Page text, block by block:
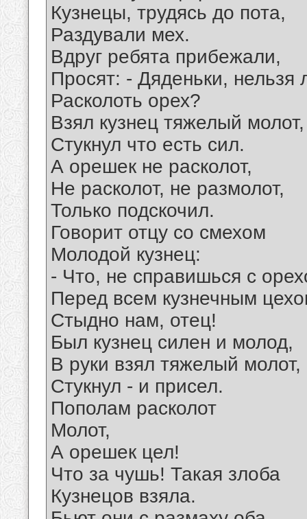
Кузнецы, трудясь до пота,
Раздували мех.
Вдруг ребята прибежали,
Просят: - Дяденьки, нельзя
Расколоть орех?
Взял кузнец тяжелый молот,
Стукнул что есть сил.
А орешек не расколот,
Не расколот, не размолот,
Только подскочил.
Говорит отцу со смехом
Молодой кузнец:
- Что, не справишься с
Перед всем кузнечным
Стыдно нам, отец!
Был кузнец силен и молод,
В руки взял тяжелый молот,
Стукнул - и присел.
Пополам расколот
Молот,
А орешек цел!
Что за чушь! Такая злоба
Кузнецов взяла.